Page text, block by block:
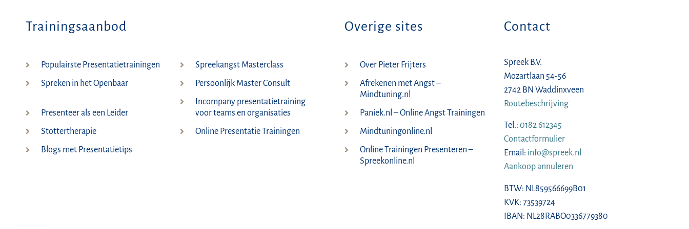
Trainingsaanbod
Populairste Presentatietrainingen
Spreekangst Masterclass
Spreken in het Openbaar
Persoonlijk Master Consult
Presenteer als een Leider
Incompany presentatietraining
voor teams en organisaties
Stottertherapie
Online Presentatie Trainingen
Blogs met Presentatietips
Overige sites
Over Pieter Frijters
Afrekenen met Angst –
Mindtuning.nl
Paniek.nl – Online Angst Trainingen
Mindtuningonline.nl
Online Trainingen Presenteren –
Spreekonline.nl
Contact
Spreek B.V.
Mozartlaan 54-56
2742 BN Waddinxveen
Routebeschrijving
Tel.: 0182 612345
Contactformulier
Email: info@spreek.nl
Aankoop annuleren
BTW: NL859566699B01
KVK: 73539724
IBAN: NL28RABO0336779380